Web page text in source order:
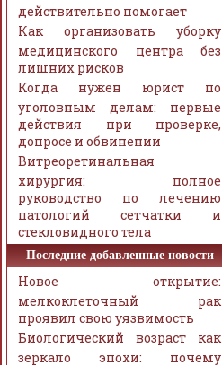
действительно помогает
Как организовать уборку
медицинского центра без
лишних рисков
Когда нужен юрист по
уголовным делам: первые
действия при проверке,
допросе и обвинении
Витреоретинальная
хирургия: полное
руководство по лечению
патологий сетчатки и
стекловидного тела
Последние добавленные новости
Новое открытие:
мелкоклеточный рак
проявил свою уязвимость
Биологический возраст как
зеркало эпохи: почему